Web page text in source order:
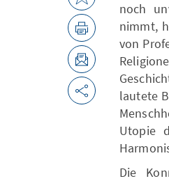
noch
nimmt,
von
lautete
Utopie
Die